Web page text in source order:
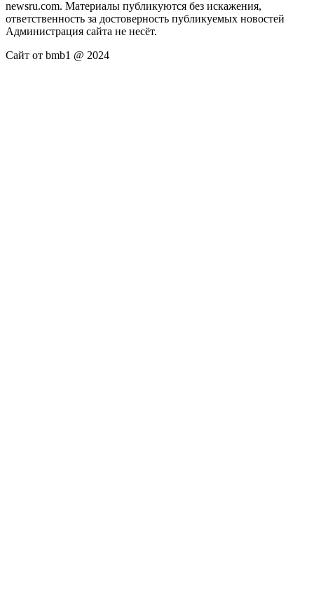
newsru.com. Материалы публикуются без искажения,
ответственность за достоверность публикуемых новостей
Администрация сайта не несёт.
Сайт от bmb1 @ 2024